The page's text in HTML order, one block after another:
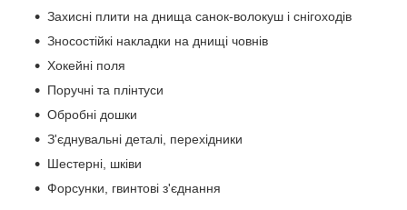
Захисні плити на днища санок-волокуш і снігоходів
Зносостійкі накладки на днищі човнів
Хокейні поля
Поручні та плінтуси
Обробні дошки
З'єднувальні деталі, перехідники
Шестерні, шківи
Форсунки, гвинтові з'єднання